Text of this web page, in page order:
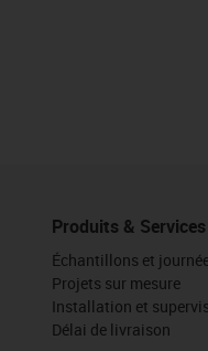
Produits & Services
Échantillons et
Projets sur mesure
Installation et
Délai de livraison